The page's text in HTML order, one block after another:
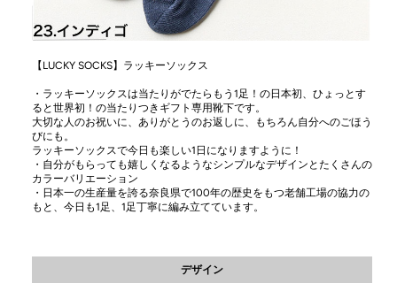
【LUCKY SOCKS】ラッキーソックス
・ラッキーソックスは当たりがでたらもう1足！の日本初、ひょっとす
ると世界初！の当たりつきギフト専用靴下です。
大切な人のお祝いに、ありがとうのお返しに、もちろん自分へのごほう
びにも。
ラッキーソックスで今日も楽しい1日になりますように！
・自分がもらっても嬉しくなるようなシンプルなデザインとたくさんの
カラーバリエーション
・日本一の生産量を誇る奈良県で100年の歴史をもつ老舗工場の協力の
もと、今日も1足、1足丁寧に編み立てています。
デザイン